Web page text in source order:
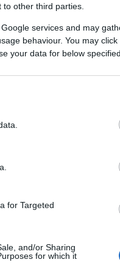
other third parties.
services and may
behaviour. You may
your data for below
for Targeted
and/or Sharing
for which it
città –
per portarlo a
paese.Da
per cercare
Abbiamo
paure
lettera –
molto più che
ci